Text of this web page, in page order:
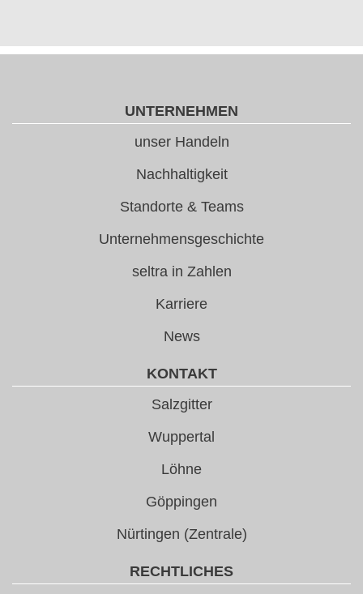
UNTERNEHMEN
unser Handeln
Nachhaltigkeit
Standorte & Teams
Unternehmensgeschichte
seltra in Zahlen
Karriere
News
KONTAKT
Salzgitter
Wuppertal
Löhne
Göppingen
Nürtingen (Zentrale)
RECHTLICHES